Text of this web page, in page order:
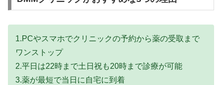
1.PCやスマホでクリニックの予約から薬の受取まで
ワンストップ
2.平日は22時まで土日祝も20時まで診療が可能
3.薬が最短で当日に自宅に到着